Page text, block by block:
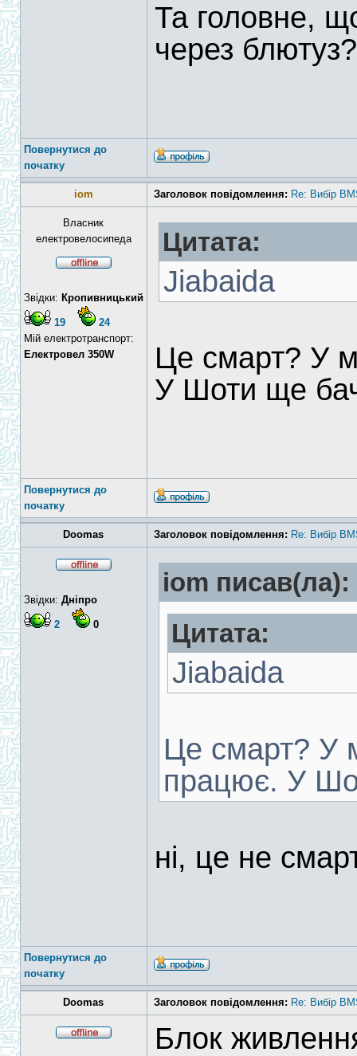
Та головне,
через
Повернутися до
початку
iom Заголовок повідомлення: Re: Вибір
Власник
електровелосипеда
Звідки: Кропивницький
19
24
Мій електротранспорт:
Електровел 350W
Цитата:
Jiabaida
Це смарт? У
У Шоти ще
Повернутися до
початку
Doomas Заголовок повідомлення: Re: Вибір
Звідки: Дніпро
2 0
iom писав(ла):
Цитата:
Jiabaida
Це смарт? У
працює. У
ні, це не
Повернутися до
початку
Doomas Заголовок повідомлення: Re: Вибір
Блок